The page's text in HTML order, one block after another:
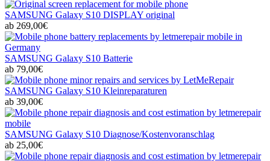
SAMSUNG Galaxy S10 DISPLAY original
ab 269,00€
SAMSUNG Galaxy S10 Batterie
ab 79,00€
SAMSUNG Galaxy S10 Kleinreparaturen
ab 39,00€
SAMSUNG Galaxy S10 Diagnose/Kostenvoranschlag
ab 25,00€